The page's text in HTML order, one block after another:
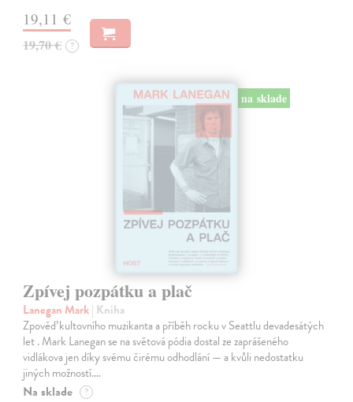
19,11 €
19,70 € ?
na sklade
Zpívej pozpátku a plač
Lanegan Mark| Kniha
Zpověď kultovního muzikanta a příběh rocku v Seattlu devadesátých
let . Mark Lanegan se na světová pódia dostal ze zaprášeného
vidlákova jen díky svému čirému odhodlání — a kvůli nedostatku
jiných možností.…
Na sklade ?